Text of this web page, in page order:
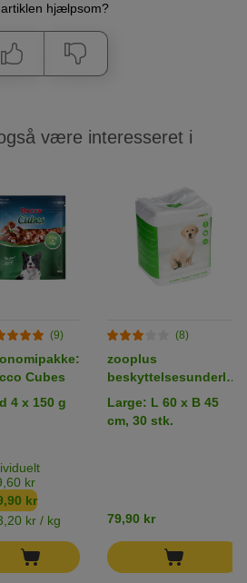
hjælpsom?
være interesseret i
(9)
Cubes
4 x 150 g
kr
kr
kr / kg
(8)
zooplus
beskyttelsesunderlag
til hundehvalpe
Large: L 60 x B 45
cm, 30 stk.
79,90 kr